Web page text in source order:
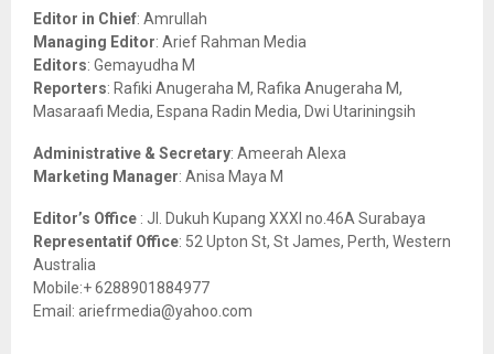
o
r
:
Editor in Chief: Amrullah
Managing Editor: Arief Rahman Media
Editors: Gemayudha M
Reporters: Rafiki Anugeraha M, Rafika Anugeraha M,
Masaraafi Media, Espana Radin Media, Dwi Utariningsih
Administrative & Secretary: Ameerah Alexa
Marketing Manager: Anisa Maya M
Editor’s Office : Jl. Dukuh Kupang XXXI no.46A Surabaya
Representatif Office: 52 Upton St, St James, Perth, Western
Australia
Mobile:+ 6288901884977
Email: ariefrmedia@yahoo.com